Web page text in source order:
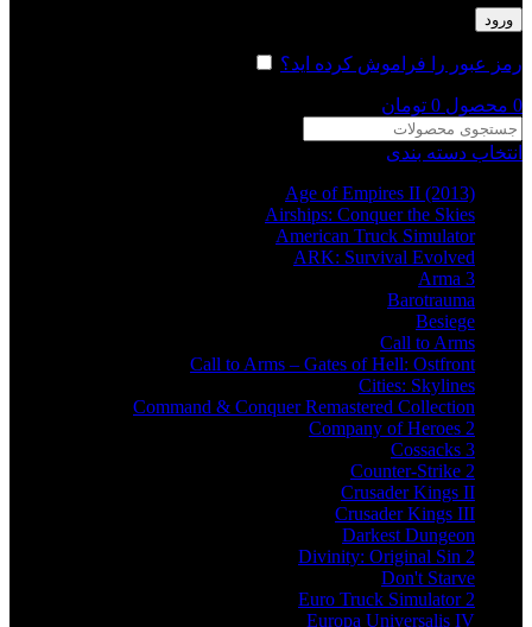
ورود
رمز عبور را فراموش کرده اید؟
0 محصول 0 تومان
انتخاب دسته بندی
Age of Empires II (2013)
Airships: Conquer the Skies
American Truck Simulator
ARK: Survival Evolved
Arma 3
Barotrauma
Besiege
Call to Arms
Call to Arms – Gates of Hell: Ostfront
Cities: Skylines
Command & Conquer Remastered Collection
Company of Heroes 2
Cossacks 3
Counter-Strike 2
Crusader Kings II
Crusader Kings III
Darkest Dungeon
Divinity: Original Sin 2
Don't Starve
Euro Truck Simulator 2
Europa Universalis IV